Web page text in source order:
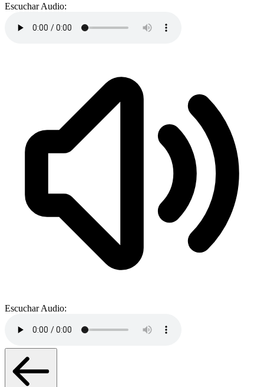
Escuchar Audio:
Escuchar Audio: